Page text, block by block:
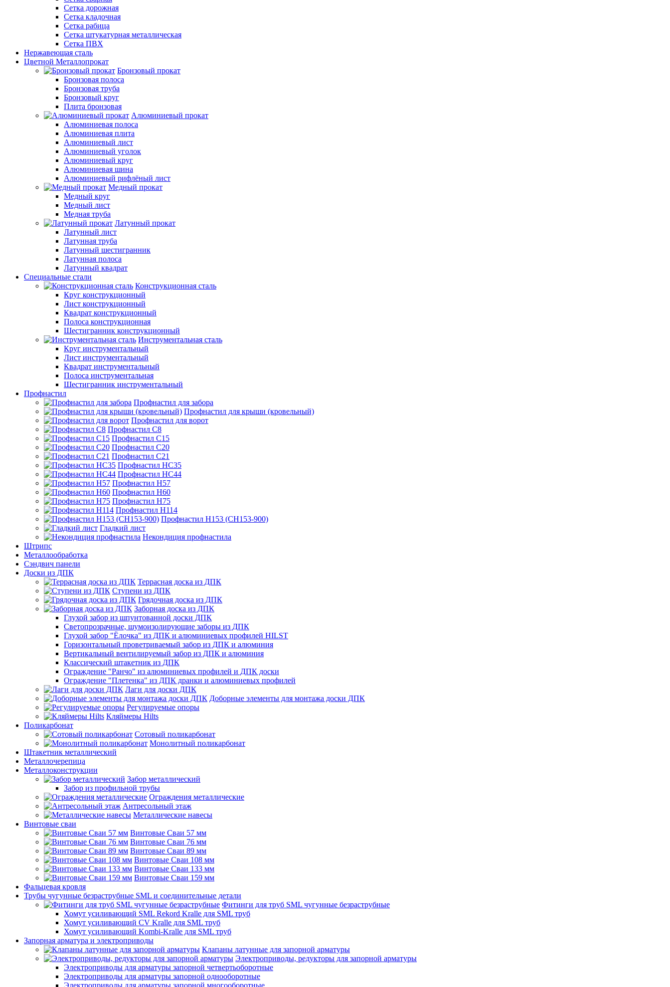
Сетка дорожная
Сетка кладочная
Сетка рабица
Сетка штукатурная металлическая
Сетка ПВХ
Нержавеющая сталь
Цветной Металлопрокат
Бронзовый прокат
Бронзовая полоса
Бронзовая труба
Бронзовый круг
Плита бронзовая
Алюминиевый прокат
Алюминиевая полоса
Алюминиевая плита
Алюминиевый лист
Алюминиевый уголок
Алюминиевый круг
Алюминиевая шина
Алюминиевый рифлёный лист
Медный прокат
Медный круг
Медный лист
Медная труба
Латунный прокат
Латунный лист
Латунная труба
Латунный шестигранник
Латунная полоса
Латунный квадрат
Специальные стали
Конструкционная сталь
Круг конструкционный
Лист конструкционный
Квадрат конструкционный
Полоса конструкционная
Шестигранник конструкционный
Инструментальная сталь
Круг инструментальный
Лист инструментальный
Квадрат инструментальный
Полоса инструментальная
Шестигранник инструментальный
Профнастил
Профнастил для забора
Профнастил для крыши (кровельный)
Профнастил для ворот
Профнастил С8
Профнастил С15
Профнастил С20
Профнастил С21
Профнастил НС35
Профнастил НС44
Профнастил Н57
Профнастил Н60
Профнастил Н75
Профнастил Н114
Профнастил Н153 (СН153-900)
Гладкий лист
Некондиция профнастила
Штрипс
Металлообработка
Сэндвич панели
Доски из ДПК
Террасная доска из ДПК
Ступени из ДПК
Грядочная доска из ДПК
Заборная доска из ДПК
Глухой забор из шпунтованной доски ДПК
Светопрозрачные, шумоизолирующие заборы из ДПК
Глухой забор "Ёлочка" из ДПК и алюминиевых профилей HILST
Горизонтальный проветриваемый забор из ДПК и алюминия
Вертикальный вентилируемый забор из ДПК и алюминия
Классический штакетник из ДПК
Ограждение "Ранчо" из алюминиевых профилей и ДПК доски
Ограждение "Плетенка" из ДПК дранки и алюминиевых профилей
Лаги для доски ДПК
Доборные элементы для монтажа доски ДПК
Регулируемые опоры
Кляймеры Hilts
Поликарбонат
Сотовый поликарбонат
Монолитный поликарбонат
Штакетник металлический
Металлочерепица
Металлоконструкции
Забор металлический
Забор из профильной трубы
Ограждения металлические
Антресольный этаж
Металлические навесы
Винтовые сваи
Винтовые Сваи 57 мм
Винтовые Сваи 76 мм
Винтовые Сваи 89 мм
Винтовые Сваи 108 мм
Винтовые Сваи 133 мм
Винтовые Сваи 159 мм
Фальцевая кровля
Трубы чугунные безраструбные SML и соединительные детали
Фитинги для труб SML чугунные безраструбные
Хомут усиливающий SML Rekord Kralle для SML труб
Хомут усиливающий CV Kralle для SML труб
Хомут усиливающий Kombi-Kralle для SML труб
Запорная арматура и электроприводы
Клапаны латунные для запорной арматуры
Электроприводы, редукторы для запорной арматуры
Электроприводы для арматуры запорной четвертьоборотные
Электроприводы для арматуры запорной однооборотные
Электроприводы для арматуры запорной многооборотные